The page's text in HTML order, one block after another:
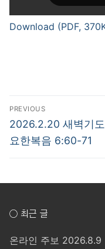
Download (PDF,
글
탐
색
PREVIOUS
Previous
post:
2026.2.20 새벽기
요한복음 6:60-71
○ 최근 글
온라인 주보 2026.8.9